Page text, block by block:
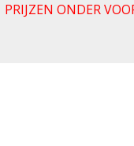
PRIJZEN ONDER